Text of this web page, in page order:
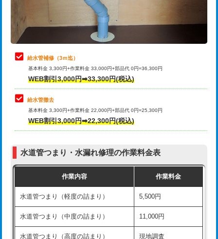
排水管工事（排水管工事/3ｍまで） 55,000円
排水管工事（追加 排水管工事/3ｍ超
マス交換（土の掘削・埋め戻し作業）
マス交換（深さ50㎝未満）
マス交換（深さ50㎝以上）
コンクリート斫り（厚さ10㎝まで）
モルタル補修（厚さ10㎝超え） 38,500円
洗面台設置 38,500円
化粧台設置 22,000円
止水・漏水調査・防水処理・清掃・修
理・調整・分解・加工など（軽作業）
11,000円
止水・漏水調査・防水処理・清掃・修
理・調整・分解・加工など（中作業）
止水・漏水調査・防水処理・清掃・修
理・調整・分解・加工など（重作業）
33,000円
その他部品の脱着
交換・取付（タンク）
式）)
式・ワンホール）)
交換・取付(排水栓・排水トラップ
22,000円+材料費
給水管補修（3ｍ迄）
基本料金 3,300円+作業料金 33,000円+部品代 0円=36,300円
WEB割引3,000円➡33,300円(税込)
給水管撤去
基本料金 3,300円+作業料金 22,000円+部品代 0円=25,300円
WEB割引3,000円➡22,300円(税込)
水道管つまり・水漏れ修理の作業料金表
作業内容 作業料金
水道管つまり（軽度の詰まり） 5,500円
水道管つまり（中度の詰まり） 11,000円
水道管つまり（高度の詰まり） 現地調査